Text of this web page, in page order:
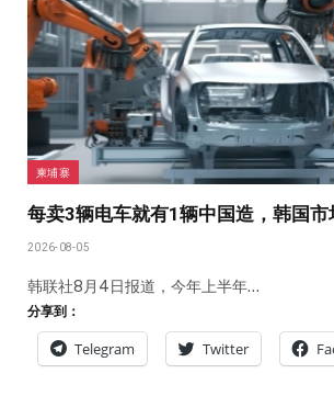
柬埔寨
每卖3辆电车就有1辆中国造，韩国市
2026-08-05
韩联社8月4日报道，今年上半年…
分享到：
Telegram Twitter